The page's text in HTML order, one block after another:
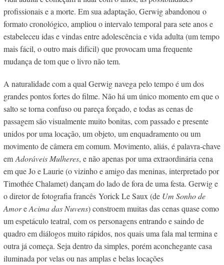
profissionais e a morte. Em sua adaptação, Gerwig abandonou o
formato cronológico, ampliou o intervalo temporal para sete anos e
estabeleceu idas e vindas entre adolescência e vida adulta (um tempo
mais fácil, o outro mais difícil) que provocam uma frequente
mudança de tom que o livro não tem.
A naturalidade com a qual Gerwig navega pelo tempo é um dos
grandes pontos fortes do filme. Não há um único momento em que o
salto se torna confuso ou pareça forçado, e todas as cenas de
passagem são visualmente muito bonitas, com passado e presente
unidos por uma locação, um objeto, um enquadramento ou um
movimento de câmera em comum. Movimento, aliás, é palavra-chave
em Adoráveis Mulheres, e não apenas por uma extraordinária cena
em que Jo e Laurie (o vizinho e amigo das meninas, interpretado por
Timothée Chalamet) dançam do lado de fora de uma festa. Gerwig e
o diretor de fotografia francês Yorick Le Saux (de Um Sonho de
AmoreAcima das Nuvens) constroem muitas das cenas quase como
um espetáculo teatral, com os personagens entrando e saindo de
quadro em diálogos muito rápidos, nos quais uma fala mal termina e
outra já começa. Seja dentro da simples, porém aconchegante casa
iluminada por velas ou nas amplas e belas locações